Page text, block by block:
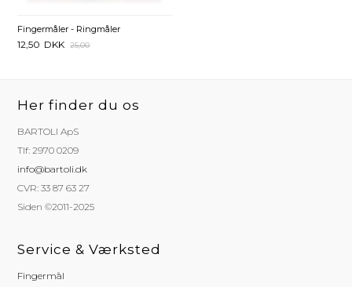
Fingermåler - Ringmåler
12,50 DKK 25,00
Her finder du os
BARTOLI ApS
Tlf: 2970 0209
info@bartoli.dk
CVR: 33 87 63 27
Siden ©2011-2025
Service & Værksted
Fingermål